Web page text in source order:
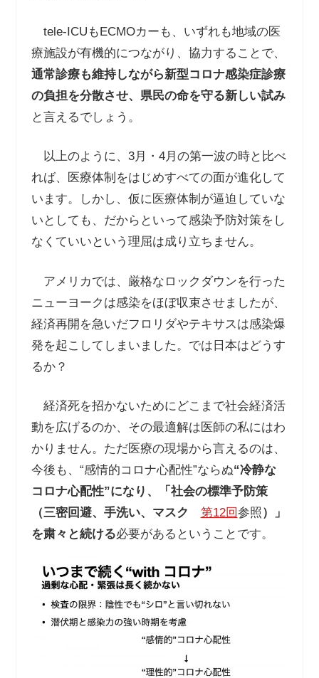
tele-ICUもECMOカーも、いずれも地域の医
療施設が有機的につながり、協力することで、
通常診療も維持しながら新型コロナ感染症診療
の負担を分散させ、県民の命を守る新しい試み
と言えるでしょう。
以上のように、3月・4月の第一波の時と比べ
れば、医療体制をはじめすべての面が進化して
います。しかし、仮に医療体制が逼迫していな
いとしても、だからといって感染予防対策をし
なくていいという理屈は成り立ちません。
アメリカでは、厳格なロックダウンを行った
ニューヨークは感染をほぼ収束させましたが、
経済再開を急いだフロリダやテキサスは感染爆
発を起こしてしまいました。では日本はどうす
るか？
経済死を招かないためにどこまで社会経済活
動を広げるのか、その最適解は医師の私にはわ
かりません。ただ医療の現場から言えるのは、
今後も、“感情的コロナ心配性”ならぬ“冷静な
コロナ心配性”になり、「社会の標準予防策
（三密回避、手洗い、マスク 第12回参照 ）」
を粛々と続ける必要があるということです。